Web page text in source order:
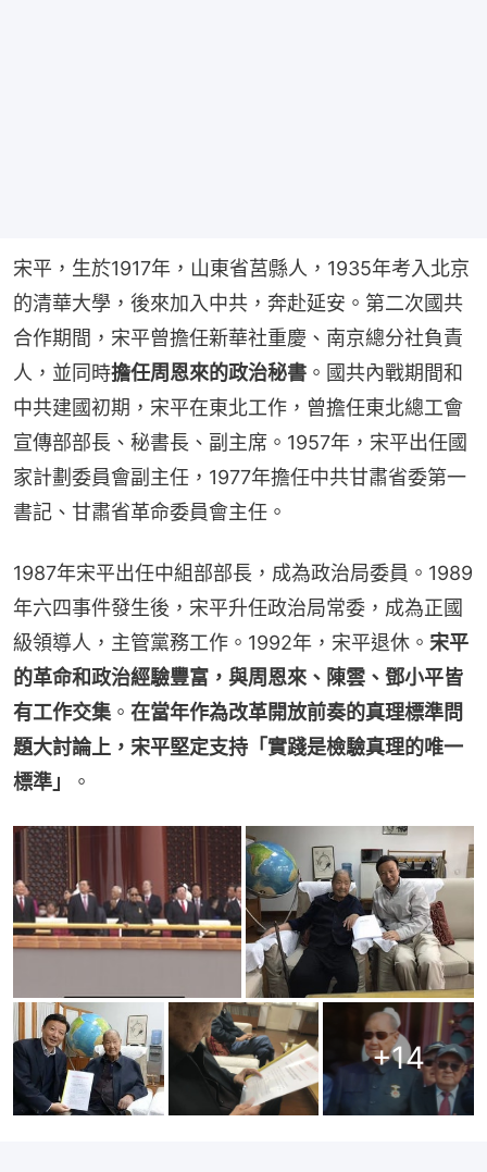
宋平，生於1917年，山東省莒縣人，1935年考入北京
的清華大學，後來加入中共，奔赴延安。第二次國共
合作期間，宋平曾擔任新華社重慶、南京總分社負責
人，並同時擔任周恩來的政治秘書 。國共內戰期間和
中共建國初期，宋平在東北工作，曾擔任東北總工會
宣傳部部長、秘書長、副主席。1957年，宋平出任國
家計劃委員會副主任，1977年擔任中共甘肅省委第一
書記、甘肅省革命委員會主任。
1987年宋平出任中組部部長，成為政治局委員。1989
年六四事件發生後，宋平升任政治局常委，成為正國
級領導人，主管黨務工作。1992年，宋平退休。 宋平
的革命和政治經驗豐富，與周恩來、陳雲、鄧小平皆
有工作交集。 在當年作為改革開放前奏的真理標準問
題大討論上，宋平堅定支持「實踐是檢驗真理的唯一
標準」
。
+14